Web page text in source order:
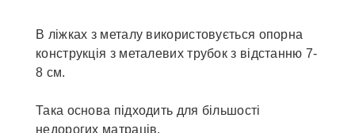
В ліжках з металу використовується опорна
конструкція з металевих трубок з відстанню 7-
8 см.
Така основа підходить для більшості
недорогих матраців.